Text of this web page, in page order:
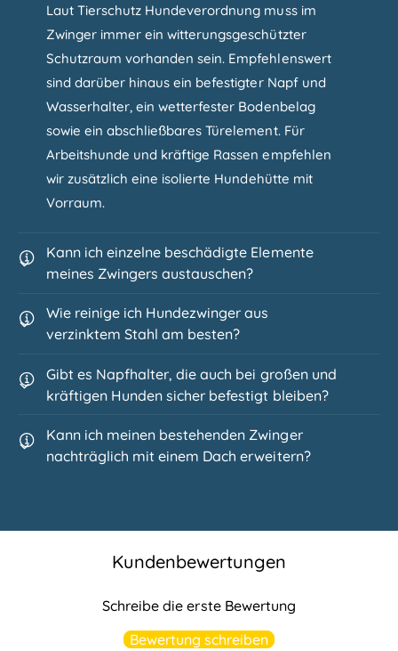
Laut Tierschutz Hundeverordnung muss im
Zwinger immer ein witterungsgeschützter
Schutzraum vorhanden sein. Empfehlenswert
sind darüber hinaus ein befestigter Napf und
Wasserhalter, ein wetterfester Bodenbelag
sowie ein abschließbares Türelement. Für
Arbeitshunde und kräftige Rassen empfehlen
wir zusätzlich eine isolierte Hundehütte mit
Vorraum.
Kann ich einzelne beschädigte Elemente
meines Zwingers austauschen?
Wie reinige ich Hundezwinger aus
verzinktem Stahl am besten?
Gibt es Napfhalter, die auch bei großen und
kräftigen Hunden sicher befestigt bleiben?
Kann ich meinen bestehenden Zwinger
nachträglich mit einem Dach erweitern?
Kundenbewertungen
Schreibe die erste Bewertung
Bewertung schreiben